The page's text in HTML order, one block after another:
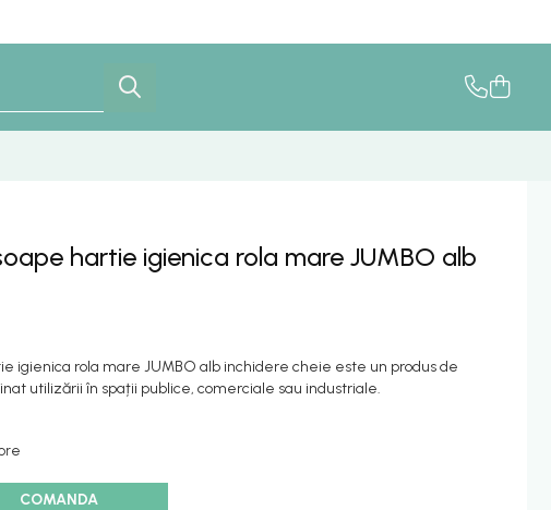
hartie igienica rola mare JUMBO alb
igienica rola mare JUMBO alb inchidere cheie este un produs de
utilizării în spații publice, comerciale sau industriale.
COMANDA